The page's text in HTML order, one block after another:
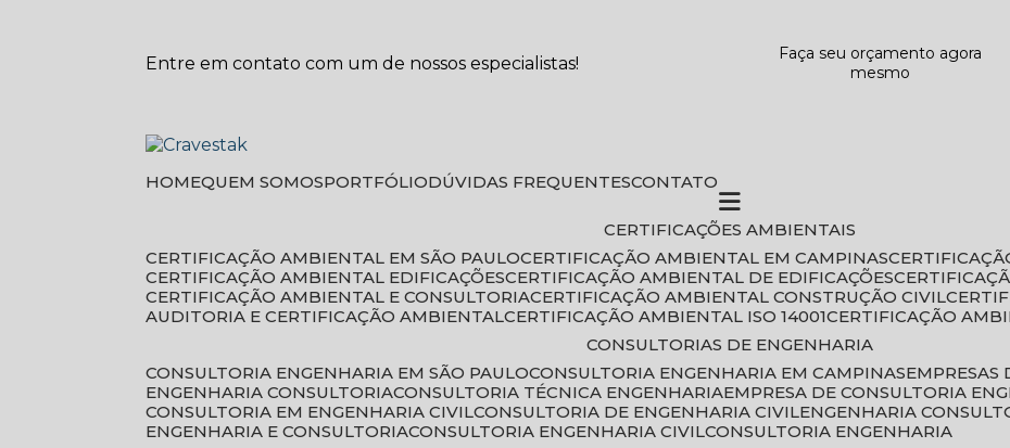
Entre em contato com um de nossos especialistas!
Faça seu orçamento agora
mesmo
HOME QUEM SOMOS PORTFÓLIO DÚVIDAS FREQUENTES CONTATO
CERTIFICAÇÕES AMBIENTAIS
CERTIFICAÇÃO AMBIENTAL EM SÃO PAULO
CERTIFICAÇÃO AMBIENTAL EM CAMPINAS
CERTIFICAÇÃO AMBIENTAL EDIFICAÇÕES
CERTIFICAÇÃO AMBIENTAL DE EDIFICAÇÕES
CERTIFICAÇÃO AMBIENTAL E CONSULTORIA
CERTIFICAÇÃO AMBIENTAL CONSTRUÇÃO CIVIL
AUDITORIA E CERTIFICAÇÃO AMBIENTAL
CERTIFICAÇÃO AMBIENTAL ISO 14001
CERTIFICAÇÃO
CONSULTORIAS DE ENGENHARIA
CONSULTORIA ENGENHARIA EM SÃO PAULO CONSULTORIA ENGENHARIA EM CAMPINAS
ENGENHARIA CONSULTORIA CONSULTORIA TÉCNICA ENGENHARIA EMPRESA DE CONSULTORIA
CONSULTORIA EM ENGENHARIA CIVIL CONSULTORIA DE ENGENHARIA CIVIL ENGENHARIA
ENGENHARIA E CONSULTORIA CONSULTORIA ENGENHARIA CIVIL CONSULTORIA ENGENHARIA